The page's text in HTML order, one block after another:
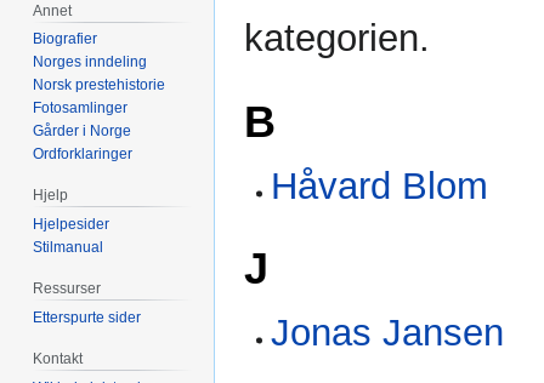
kategorien.
B
Håvard Blom
J
Jonas Jansen
Annet
Biografier
Norges inndeling
Norsk prestehistorie
Fotosamlinger
Gårder i Norge
Ordforklaringer
Hjelp
Hjelpesider
Stilmanual
Ressurser
Etterspurte sider
Kontakt